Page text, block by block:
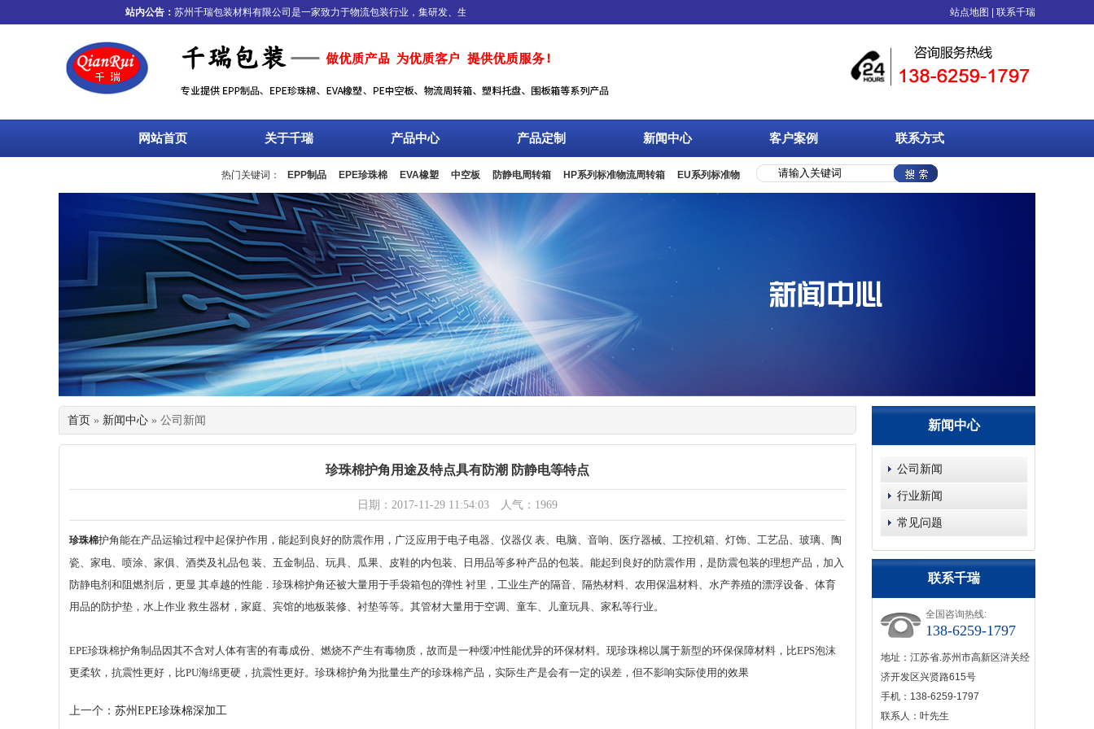
站内公告：苏州千瑞包装材料有限公司是一家致力于物流包装行业，集研发、生产、销售、服务于一体，专业设计、生产、加工EPE珍珠棉、EVA橡塑、物流周转箱、中空板等塑料制品的综合性包装企业，具备专业技术人员和完
站点地图 联系千瑞
网站首页 关于千瑞 产品中心 产品定制 新闻中心 客户案例 联系方式
热门关键词： EPP制品 EPE珍珠棉 EVA橡塑 中空板 防静电周转箱 HP系列标准物流周转箱 EU系列标准物
流箱 周转箱 塑料托盘 围板箱 复合包装
新闻中心
公司新闻
行业新闻
常见问题
联系千瑞
全国咨询热线:
138-6259-1797
地址：江苏省.苏州市高新区浒关经
济开发区兴贤路615号
手机：138-6259-1797
联系人：叶先生
首页 » 新闻中心 » 公司新闻
珍珠棉护角用途及特点具有防潮 防静电等特点
日期：2017-11-29 11:54:03 人气：1969
珍珠棉护角能在产品运输过程中起保护作用，能起到良好的防震作用，广泛应用于电子电器、仪器仪 表、电脑、音响、医疗器械、工控机箱、灯饰、工艺品、玻璃、陶
瓷、家电、喷涂、家俱、酒类及礼品包 装、五金制品、玩具、瓜果、皮鞋的内包装、日用品等多种产品的包装。能起到良好的防震作用，是防震包装的理想产品，加入
防静电剂和阻燃剂后，更显 其卓越的性能．珍珠棉护角还被大量用于手袋箱包的弹性 衬里，工业生产的隔音、隔热材料、农用保温材料、水产养殖的漂浮设备、体育
用品的防护垫，水上作业 救生器材，家庭、宾馆的地板装修、衬垫等等。其管材大量用于空调、童车、儿童玩具、家私等行业。
EPE珍珠棉护角制品因其不含对人体有害的有毒成份、燃烧不产生有毒物质，故而是一种缓冲性能优异的环保材料。现珍珠棉以属于新型的环保保障材料，比EPS泡沫
更柔软，抗震性更好，比PU海绵更硬，抗震性更好。珍珠棉护角为批量生产的珍珠棉产品，实际生产是会有一定的误差，但不影响实际使用的效果
上一个： 苏州EPE珍珠棉深加工